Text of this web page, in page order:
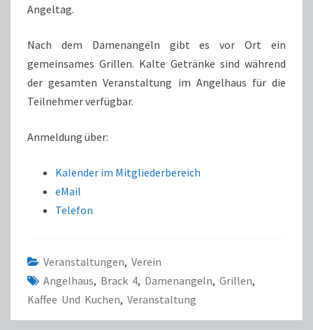
Angeltag.
Nach dem Damenangeln gibt es vor Ort ein
gemeinsames Grillen. Kalte Getränke sind während
der gesamten Veranstaltung im Angelhaus für die
Teilnehmer verfügbar.
Anmeldung über:
Kalender im Mitgliederbereich
eMail
Telefon
Veranstaltungen, Verein
Angelhaus, Brack 4, Damenangeln, Grillen,
Kaffee Und Kuchen, Veranstaltung